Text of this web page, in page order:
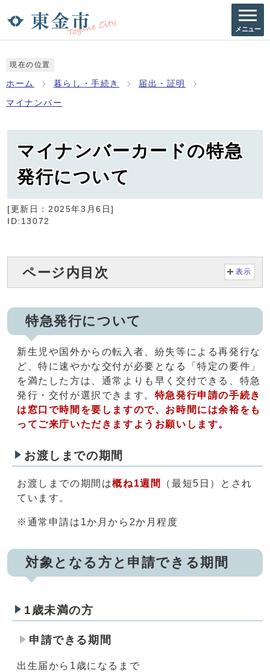
メニュー
現在の位置
ホーム 暮らし・手続き 届出・証明
マイナンバー
マイナンバーカードの特急
発行について
[更新日： 2025年3月6日]
ID:13072
ページ内目次 表示
特急発行について
新生児や国外からの転入者、紛失等による再発行な
ど、特に速やかな交付が必要となる「特定の要件」
を満たした方は、通常よりも早く交付できる、特急
発行・交付が選択できます。 特急発行申請の手続き
は窓口で時間を要しますので、お時間には余裕をも
ってご来庁いただきますようお願いします。
お渡しまでの期間
お渡しまでの期間は概ね1週間
（最短5日）とされ
ています。
※通常申請は1か月から2か月程度
対象となる方と申請できる期間
1歳未満の方
申請できる期間
出生届から1歳になるまで